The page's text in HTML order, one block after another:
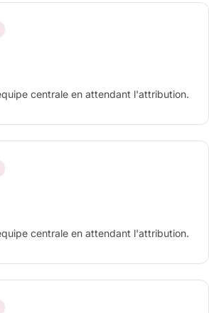
centrale en attendant l'attribution.
centrale en attendant l'attribution.